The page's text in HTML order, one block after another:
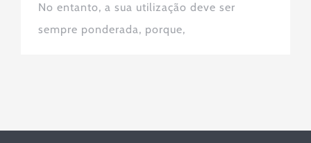
No entanto, a sua utilização deve ser
sempre ponderada, porque,